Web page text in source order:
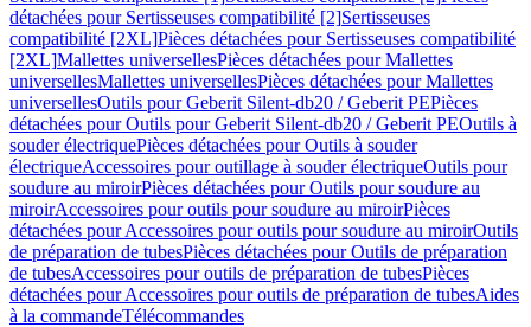
détachées pour Sertisseuses compatibilité [2]Sertisseuses
compatibilité [2XL]Pièces détachées pour Sertisseuses compatibilité
[2XL]Mallettes universellesPièces détachées pour Mallettes
universellesMallettes universellesPièces détachées pour Mallettes
universellesOutils pour Geberit Silent-db20 / Geberit PEPièces
détachées pour Outils pour Geberit Silent-db20 / Geberit PEOutils à
souder électriquePièces détachées pour Outils à souder
électriqueAccessoires pour outillage à souder électriqueOutils pour
soudure au miroirPièces détachées pour Outils pour soudure au
miroirAccessoires pour outils pour soudure au miroirPièces
détachées pour Accessoires pour outils pour soudure au miroirOutils
de préparation de tubesPièces détachées pour Outils de préparation
de tubesAccessoires pour outils de préparation de tubesPièces
détachées pour Accessoires pour outils de préparation de tubesAides
à la commandeTélécommandes